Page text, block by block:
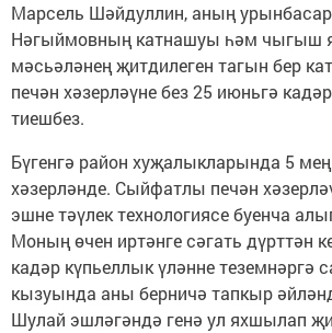
Марсель Шәйдуллин, аның
Нәгыймовның катнашуы һәм чыгыш
мәсьәләнең җитдилеген тагын бер
печән хәзерләүне без 25 июньгә
тиешбез.
Бүгенгә район хуҗалыкларында 5
хәзерләнде. Сыйфатлы печән
эшне тәүлек технологиясе буенча
Моның өчен иртәнге сәгать дүрттән
кадәр күпьеллык үләнне теземнәргә
кызуында аны берничә тапкыр
Шулай эшләгәндә генә ул яхшылап